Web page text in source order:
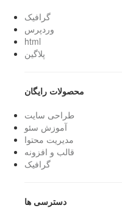
گرافیک
وردپرس
html
پلاگین
محصولات رایگان
طراحی سایت
آموزش سئو
مدیریت محتوا
قالب و افزونه
گرافیک
دسترسی ها